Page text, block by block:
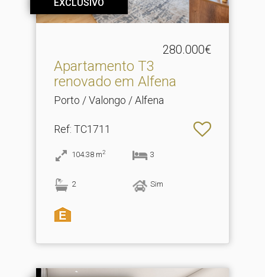
EXCLUSIVO
280.000€
Apartamento T3
renovado em Alfena
Porto / Valongo / Alfena
Ref: TC1711
104.38 m2 3
2 Sim